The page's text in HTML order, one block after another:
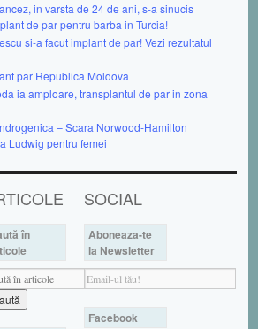
in varsta de 24 de ani, s-a sinucis
de par pentru barba in Turcia!
si-a facut implant de par! Vezi rezultatul
par Republica Moldova
ia amploare, transplantul de par in zona
– Scara Norwood-Hamilton
Ludwig pentru femei
în
SOCIAL
Aboneaza-te
la Newsletter
Facebook